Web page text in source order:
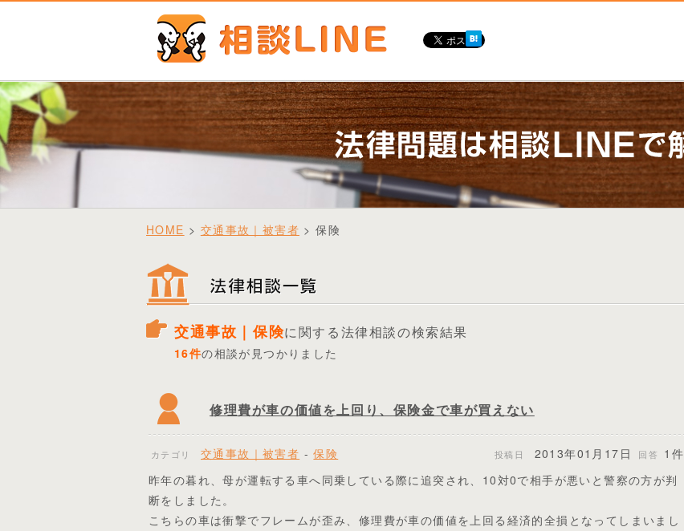
HOME > 交通事故｜被害者 > 保険
交通事故｜保険に関する法律相談の検索結果
16件の相談が見つかりました
修理費が車の価値を上回り、保険金で車が買えない
カテゴリ 交通事故｜被害者 -保険 投稿日 2013年01月17日 回答
1件
昨年の暮れ、母が運転する車へ同乗している際に追突され、10対0で相手が悪いと警察の方が判
断をしました。
こちらの車は衝撃でフレームが歪み、修理費が車の価値を上回る経済的全損となってしまいまし